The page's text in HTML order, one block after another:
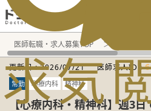
求気
医師転職・求人募集TOP
更新日 :2026/07/21 医師求人ID :
常勤 心療内科 精神科
【心療内科・精神科】週3